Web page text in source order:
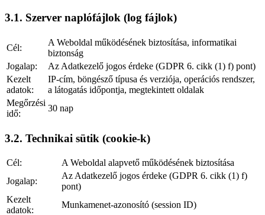
3.1. Szerver naplófájlok (log fájlok)
Cél:
A Weboldal működésének biztosítása, informatikai
biztonság
Jogalap:
Az Adatkezelő jogos érdeke (GDPR 6. cikk (1) f) pont)
Kezelt
adatok:
IP-cím, böngésző típusa és verziója, operációs rendszer,
a látogatás időpontja, megtekintett oldalak
Megőrzési
idő:
30 nap
3.2. Technikai sütik (cookie-k)
Cél:
A Weboldal alapvető működésének biztosítása
Jogalap:
Az Adatkezelő jogos érdeke (GDPR 6. cikk (1) f)
pont)
Kezelt
adatok:
Munkamenet-azonosító (session ID)